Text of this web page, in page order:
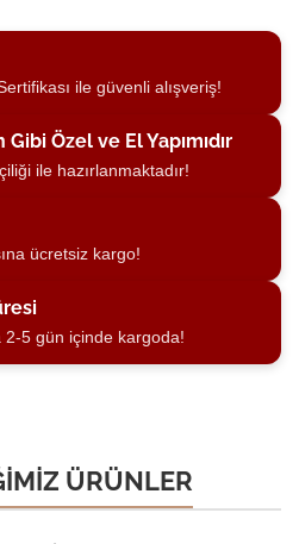
ile güvenli alışveriş!
Özel ve El Yapımıdır
ile hazırlanmaktadır!
ücretsiz kargo!
5 gün içinde kargoda!
ÜRÜNLER